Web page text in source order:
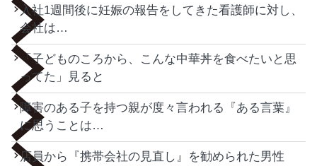
入社1週間後に妊娠の報告をしてきた看護師に対し、
会社は…
「子どものころから、こんな中華丼を食べたいと思
ってた」見ると
障害のある子を持つ親が度々言われる『ある言葉』
に思うことは…
店員から『携帯会社の見直し』を勧められた男性